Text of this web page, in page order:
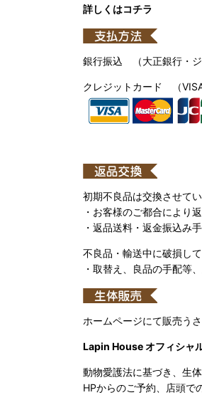
詳しくはコチラ
銀行振込 （大正銀行・ジ
クレジットカード （VISA
初期不良品は交換させてい
・お客様のご都合により
・返品送料・返金振込み
不良品・輸送中に破損し
・取替え、良品の手配等
ホームページにて販売う
Lapin House オフィシャ
動物愛護法に基づき、生
HPからのご予約、店頭で